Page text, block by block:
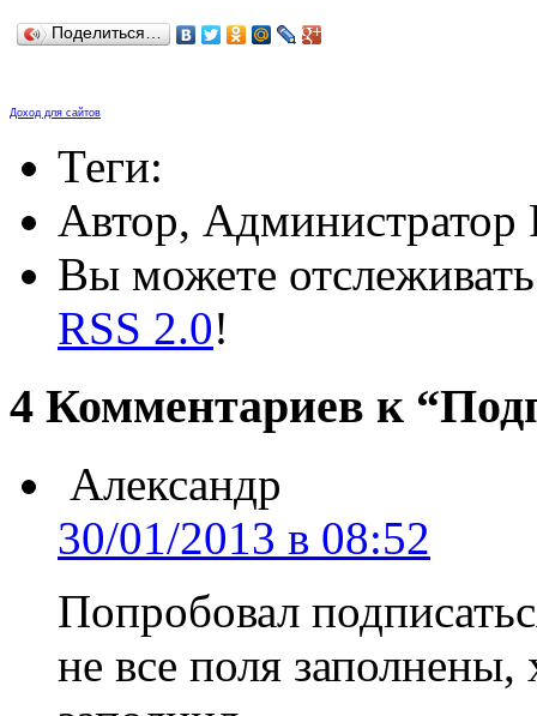
Поделиться…
Доход для сайтов
Теги:
Автор, Администратор
Вы можете отслеживать
RSS 2.0!
4 Комментариев к
Александр
30/01/2013 в 08:52
Попробовал
не все поля заполнены,